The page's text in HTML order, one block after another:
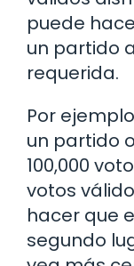
puede
un partido
requerida.
Por
un partido
100,000
votos
hacer que
segundo